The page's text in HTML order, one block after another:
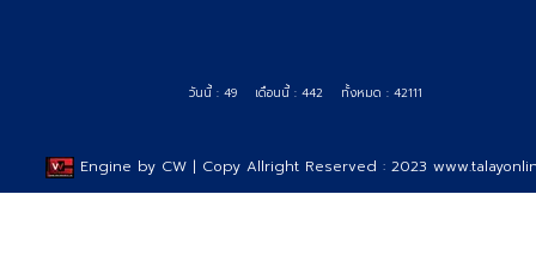
Engine by | Copy Allright Reserved : 2023